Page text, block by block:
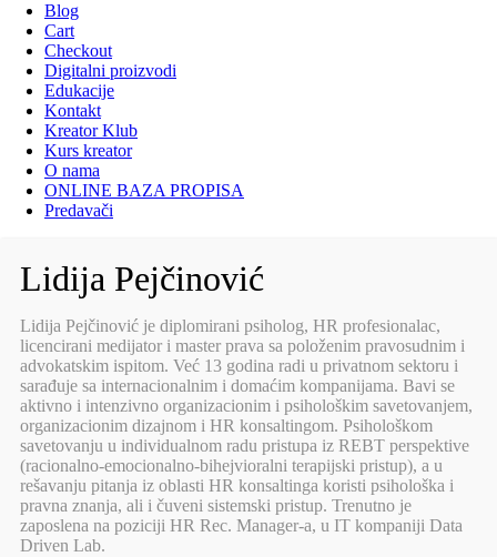
Blog
Cart
Checkout
Digitalni proizvodi
Edukacije
Kontakt
Kreator Klub
Kurs kreator
O nama
ONLINE BAZA PROPISA
Predavači
Lidija Pejčinović
Lidija Pejčinović je diplomirani psiholog, HR profesionalac,
licencirani medijator i master prava sa položenim pravosudnim i
advokatskim ispitom. Već 13 godina radi u privatnom sektoru i
sarađuje sa internacionalnim i domaćim kompanijama. Bavi se
aktivno i intenzivno organizacionim i psihološkim savetovanjem,
organizacionim dizajnom i HR konsaltingom. Psihološkom
savetovanju u individualnom radu pristupa iz REBT perspektive
(racionalno-emocionalno-bihejvioralni terapijski pristup), a u
rešavanju pitanja iz oblasti HR konsaltinga koristi psihološka i
pravna znanja, ali i čuveni sistemski pristup. Trenutno je
zaposlena na poziciji HR Rec. Manager-a, u IT kompaniji Data
Driven Lab.